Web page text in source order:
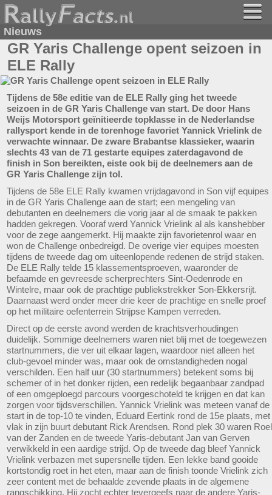
Nieuws
GR Yaris Challenge opent seizoen in
ELE Rally
Tijdens de 58e editie van de ELE Rally ging het tweede
seizoen in de GR Yaris Challenge van start. De door Hans
Weijs Motorsport geïnitieerde topklasse in de Nederlandse
rallysport kende in de torenhoge favoriet Yannick Vrielink de
verwachte winnaar. De zware Brabantse klassieker, waarin
slechts 43 van de 71 gestarte equipes zaterdagavond de
finish in Son bereikten, eiste ook bij de deelnemers aan de
GR Yaris Challenge zijn tol.
Tijdens de 58e ELE Rally kwamen vrijdagavond in Son vijf equipes
in de GR Yaris Challenge aan de start; een mengeling van
debutanten en deelnemers die vorig jaar al de smaak te pakken
hadden gekregen. Vooraf werd Yannick Vrielink al als kanshebber
voor de zege aangemerkt. Hij maakte zijn favorietenrol waar en
won de Challenge onbedreigd. De overige vier equipes moesten
tijdens de tweede dag om uiteenlopende redenen de strijd staken.
De ELE Rally telde 15 klassementsproeven, waaronder de
befaamde en gevreesde scherprechters Sint-Oedenrode en
Wintelre, maar ook de prachtige publiekstrekker Son-Ekkersrijt.
Daarnaast werd onder meer drie keer de prachtige en snelle proef
op het militaire oefenterrein Strijpse Kampen verreden.
Direct op de eerste avond werden de krachtsverhoudingen
duidelijk. Sommige deelnemers waren niet blij met de toegewezen
startnummers, die ver uit elkaar lagen, waardoor niet alleen het
club-gevoel minder was, maar ook de omstandigheden nogal
verschilden. Een half uur (30 startnummers) betekent soms bij
schemer of in het donker rijden, een redelijk begaanbaar zandpad
of een omgeploegd parcours voorgeschoteld te krijgen en dat kan
zorgen voor tijdsverschillen. Yannick Vrielink was meteen vanaf de
start in de top-10 te vinden, Eduard Eertink rond de 15e plaats, met
vlak in zijn buurt debutant Rick Arendsen. Rond plek 30 waren Roel
van der Zanden en de tweede Yaris-debutant Jan van Gerven
verwikkeld in een aardige strijd. Op de tweede dag bleef Yannick
Vrielink verbazen met supersnelle tijden. Een lekke band gooide
kortstondig roet in het eten, maar aan de finish toonde Vrielink zich
zeer content met de behaalde zevende plaats in de algemene
rangschikking. Hij zocht echter tevergeefs naar de andere Yaris-